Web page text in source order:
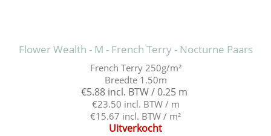
Flower Wealth - M - French Terry - Nocturne Paars
French Terry 250g/m²
Breedte 1.50m
€5.88 incl. BTW / 0.25 m
€23.50 incl. BTW / m
€15.67 incl. BTW / m²
Uitverkocht